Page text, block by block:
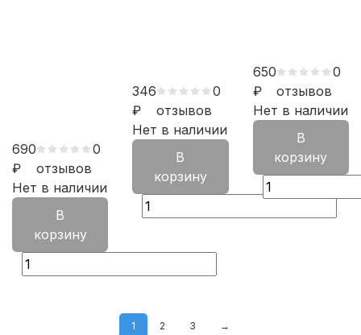
690
₽
0
отзывов
Нет в наличии
В
корзину
346
₽
0
отзывов
Нет в наличии
В
корзину
650
₽
0
отзывов
Нет в наличии
В
корзину
1 2 3 →